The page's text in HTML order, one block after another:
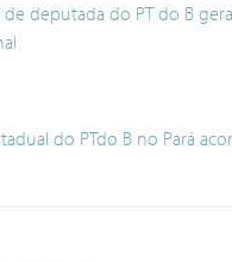
de deputada do PT do B
do PTdo B no Pará